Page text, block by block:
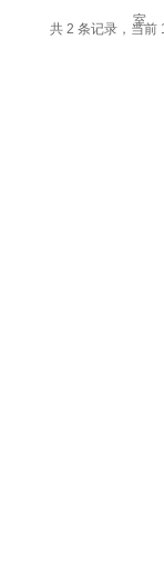
共 2 条记录，当